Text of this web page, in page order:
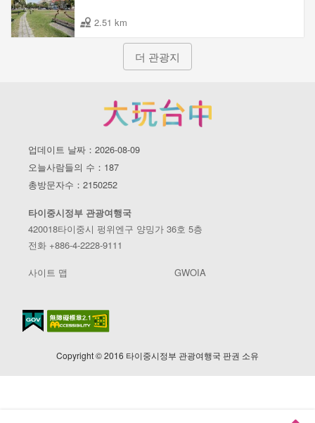
2.51 km
더 관광지
업데이트 날짜：2026-08-09
오늘사람들의 수：187
총방문자수：2150252
타이중시정부 관광여행국
420018타이중시 펑위엔구 양밍가 36호 5층
전화 +886-4-2228-9111
사이트 맵 GWOIA
Copyright © 2016 타이중시정부 관광여행국 판권 소유